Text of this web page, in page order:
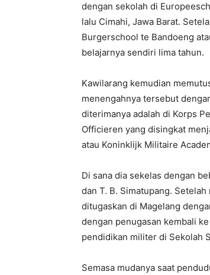
dengan sekolah di
lalu Cimahi, Jawa Barat.
Burgerschool te Bandoeng
belajarnya sendiri lima tahun.
Kawilarang kemudian
menengahnya tersebut
diterimanya adalah di Korps
Officieren yang disingkat
atau Koninklijk Militaire
Di sana dia sekelas dengan
dan T. B. Simatupang.
ditugaskan di Magelang
dengan penugasan kembali
pendidikan militer di Sekolah
Semasa mudanya saat